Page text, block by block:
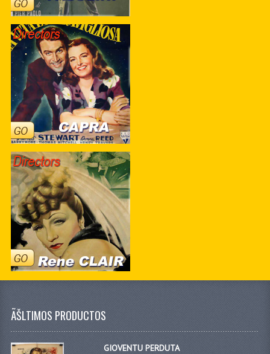
ÃŠLTIMOS PRODUCTOS
GIOVENTU PERDUTA